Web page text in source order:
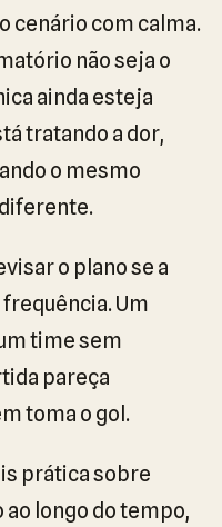
cenário com calma.
não seja o
ainda esteja
tratando a dor,
o mesmo
o plano se a
Um
time sem
pareça
toma o gol.
prática sobre
longo do tempo,